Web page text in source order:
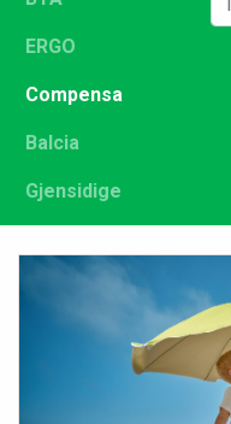
ERGO
Compensa
Balcia
Gjensidige